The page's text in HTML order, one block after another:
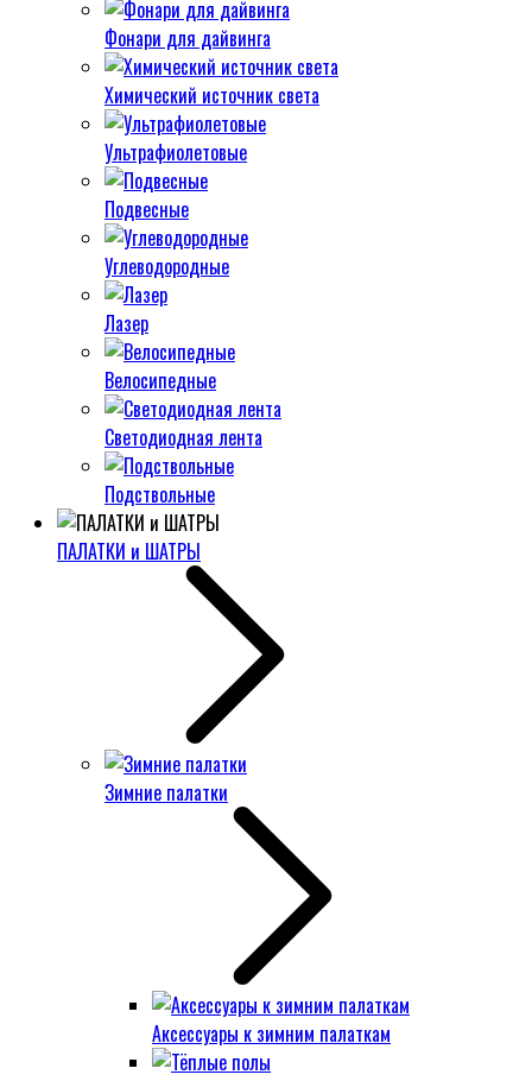
Фонари для дайвинга
Химический источник света
Ультрафиолетовые
Подвесные
Углеводородные
Лазер
Велосипедные
Светодиодная лента
Подствольные
ПАЛАТКИ и ШАТРЫ
Зимние палатки
Аксессуары к зимним палаткам